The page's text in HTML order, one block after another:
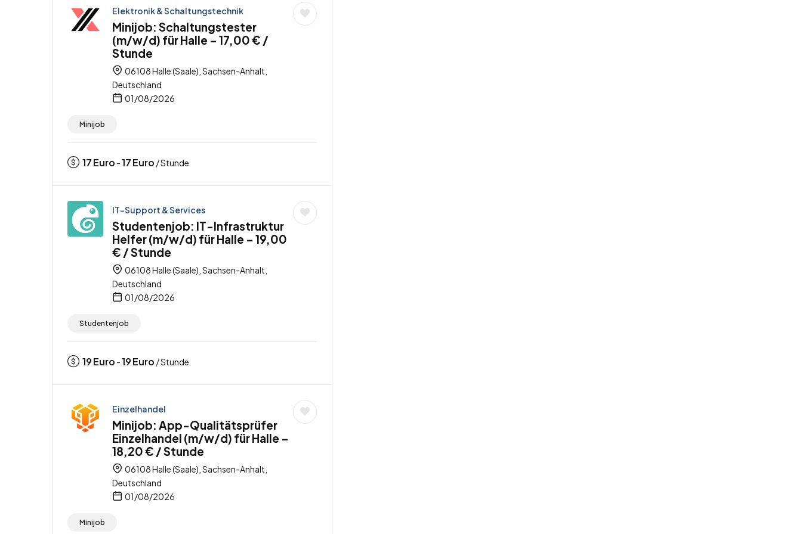
Elektronik & Schaltungstechnik
Minijob: Schaltungstester
(m/w/d) für Halle – 17,00 € /
Stunde
06108 Halle (Saale), Sachsen-Anhalt,
Deutschland
01/08/2026
Minijob
17Euro -17Euro / Stunde
IT-Support & Services
Studentenjob: IT-Infrastruktur
Helfer (m/w/d) für Halle – 19,00
€ / Stunde
06108 Halle (Saale), Sachsen-Anhalt,
Deutschland
01/08/2026
Studentenjob
19Euro -19Euro / Stunde
Einzelhandel
Minijob: App-Qualitätsprüfer
Einzelhandel (m/w/d) für Halle –
18,20 € / Stunde
06108 Halle (Saale), Sachsen-Anhalt,
Deutschland
01/08/2026
Minijob